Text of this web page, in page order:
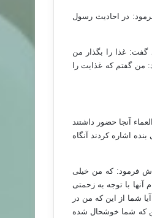
در احادیث رسول
گفت: غذا را بگذار من
من گفتم که غذایت را
آنجا حضور داشتند
اشاره کردند آنگاه
فرمود: که من خیلی
با توجه به زحمتی
شما از این که من در
که شما خوشحال شده